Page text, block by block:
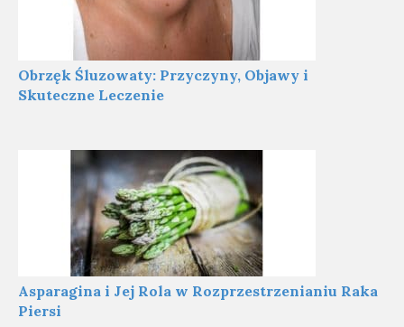
Obrzęk Śluzowaty: Przyczyny, Objawy i
Skuteczne Leczenie
Asparagina i Jej Rola w Rozprzestrzenianiu Raka
Piersi